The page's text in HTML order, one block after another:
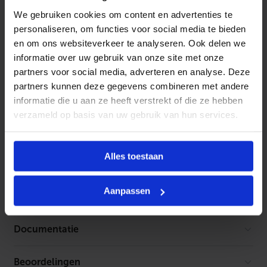
We gebruiken cookies om content en advertenties te
personaliseren, om functies voor social media te bieden
en om ons websiteverkeer te analyseren. Ook delen we
informatie over uw gebruik van onze site met onze
partners voor social media, adverteren en analyse. Deze
partners kunnen deze gegevens combineren met andere
informatie die u aan ze heeft verstrekt of die ze hebben
verzameld op basis van uw gebruik van hun services.
Alles toestaan
Aanpassen
duurzaam PVC en speciaal ontwikkeld voor binnen- en
buiten montage. UV-A bestendig in de kleur verkeerwit
(RAL9016). De accessoires worden eenvoudig op de
leidinggoot geklikt.
Kenmerken
Documentatie
Beoordelingen